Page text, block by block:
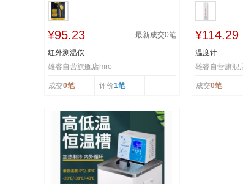
¥95.23 最新成交0笔
红外测温仪
雄睿自营旗舰店mro
成交0笔 评价1笔
¥114.29
温度计
雄睿自营旗舰
成交0笔